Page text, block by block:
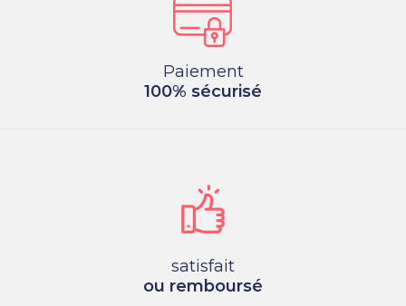
Paiement
100% sécurisé
satisfait
ou remboursé